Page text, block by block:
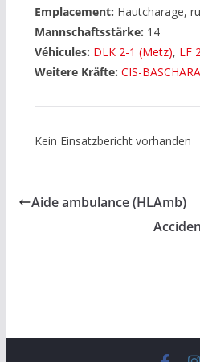
Emplacement: Hautcharage,
Mannschaftsstärke: 14
Véhicules: DLK 2-1 (Metz), LF
Weitere Kräfte: CIS-
Kein Einsatzbericht vorhanden
Aide ambulance (HLAmb)